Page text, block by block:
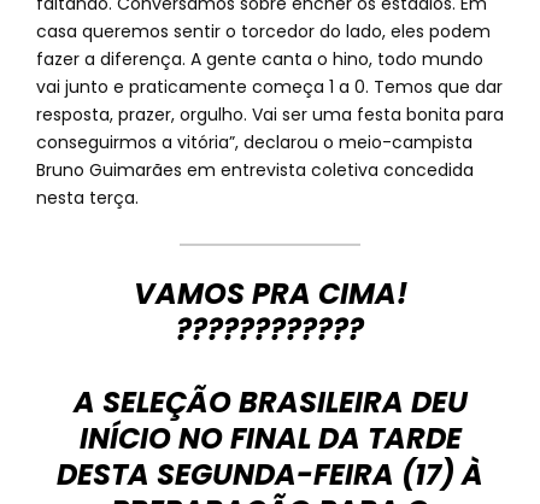
casa queremos sentir o torcedor do lado, eles podem
fazer a diferença. A gente canta o hino, todo mundo
vai junto e praticamente começa 1 a 0. Temos que dar
resposta, prazer, orgulho. Vai ser uma festa bonita para
conseguirmos a vitória”, declarou o meio-campista
Bruno Guimarães em entrevista coletiva concedida
nesta terça.
VAMOS PRA CIMA!
????????????
A SELEÇÃO BRASILEIRA DEU
INÍCIO NO FINAL DA TARDE
DESTA SEGUNDA-FEIRA (17) À